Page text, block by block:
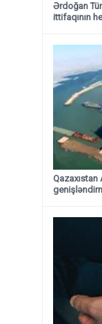
Ərdoğan
ittifaqının
Qazaxıstan